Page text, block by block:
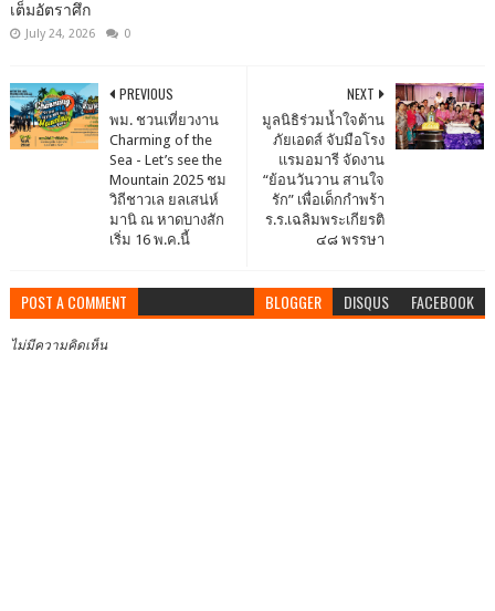
เต็มอัตราศึก
July 24, 2026 0
NEXT
มูลนิธิร่วมน้ำใจต้าน
ภัยเอดส์ จับมือโรง
แรมอมารี จัดงาน
“ย้อนวันวาน สานใจ
รัก” เพื่อเด็กกำพร้า
ร.ร.เฉลิมพระเกียรติ
๔๘ พรรษา
PREVIOUS
พม. ชวนเที่ยวงาน
Charming of the
Sea - Let’s see the
Mountain 2025 ชม
วิถีชาวเล ยลเสน่ห์
มานิ ณ หาดบางสัก
เริ่ม 16 พ.ค.นี้
POST A COMMENT BLOGGER DISQUS FACEBOOK
ไม่มีความคิดเห็น